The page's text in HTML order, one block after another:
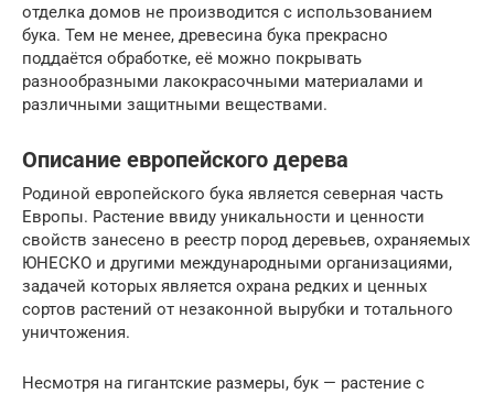
отделка домов не производится с использованием
бука. Тем не менее, древесина бука прекрасно
поддаётся обработке, её можно покрывать
разнообразными лакокрасочными материалами и
различными защитными веществами.
Описание европейского дерева
Родиной европейского бука является северная часть
Европы. Растение ввиду уникальности и ценности
свойств занесено в реестр пород деревьев, охраняемых
ЮНЕСКО и другими международными организациями,
задачей которых является охрана редких и ценных
сортов растений от незаконной вырубки и тотального
уничтожения.
Несмотря на гигантские размеры, бук — растение с